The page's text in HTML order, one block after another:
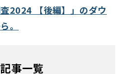
査2024 【後編】」のダウ
。
事一覧